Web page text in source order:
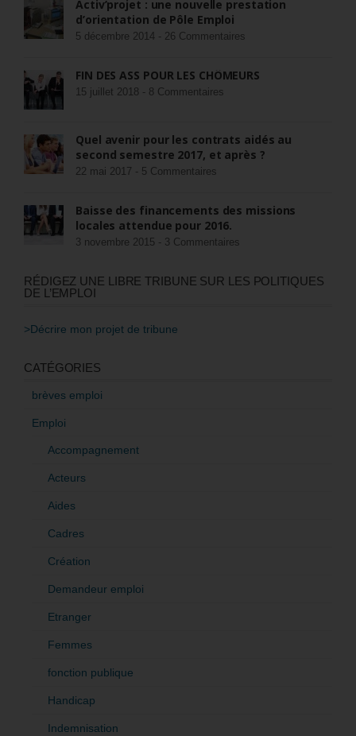
Activ’projet : une nouvelle prestation
d’orientation de Pôle Emploi
5 décembre 2014 - 26 Commentaires
FIN DES ASS POUR LES CHÔMEURS
15 juillet 2018 - 8 Commentaires
Quel avenir pour les contrats aidés au
second semestre 2017, et après ?
22 mai 2017 - 5 Commentaires
Baisse des financements des missions
locales attendue pour 2016.
3 novembre 2015 - 3 Commentaires
RÉDIGEZ UNE LIBRE TRIBUNE SUR LES POLITIQUES
DE L’EMPLOI
>Décrire mon projet de tribune
CATÉGORIES
brèves emploi
Emploi
Accompagnement
Acteurs
Aides
Cadres
Création
Demandeur emploi
Etranger
Femmes
fonction publique
Handicap
Indemnisation